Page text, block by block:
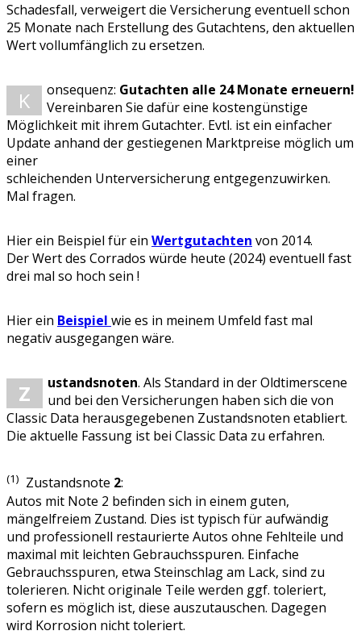
Schadesfall, verweigert die Versicherung eventuell schon
25 Monate nach Erstellung des Gutachtens, den aktuellen
Wert vollumfänglich zu ersetzen.
K onsequenz: Gutachten alle 24 Monate erneuern!
Vereinbaren Sie dafür eine kostengünstige
Möglichkeit mit ihrem Gutachter. Evtl. ist ein einfacher
Update anhand der gestiegenen Marktpreise möglich um
einer
schleichenden Unterversicherung entgegenzuwirken.
Mal fragen.
Hier ein Beispiel für ein Wertgutachten von 2014.
Der Wert des Corrados würde heute (2024) eventuell fast
drei mal so hoch sein !
Hier ein Beispiel wie es in meinem Umfeld fast mal
negativ ausgegangen wäre.
Z ustandsnoten. Als Standard in der Oldtimerscene
und bei den Versicherungen haben sich die von
Classic Data herausgegebenen Zustandsnoten etabliert.
Die aktuelle Fassung ist bei Classic Data zu erfahren.
(1) Zustandsnote 2:
Autos mit Note 2 befinden sich in einem guten,
mängelfreiem Zustand. Dies ist typisch für aufwändig
und professionell restaurierte Autos ohne Fehlteile und
maximal mit leichten Gebrauchsspuren. Einfache
Gebrauchsspuren, etwa Steinschlag am Lack, sind zu
tolerieren. Nicht originale Teile werden ggf. toleriert,
sofern es möglich ist, diese auszutauschen. Dagegen
wird Korrosion nicht toleriert.